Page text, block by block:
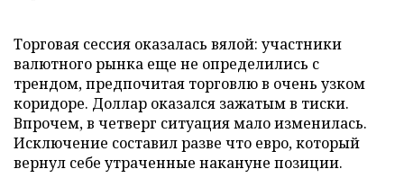
Торговая сессия оказалась вялой: участники
валютного рынка еще не определились с
трендом, предпочитая торговлю в очень узком
коридоре. Доллар оказался зажатым в тиски.
Впрочем, в четверг ситуация мало изменилась.
Исключение составил разве что евро, который
вернул себе утраченные накануне позиции.